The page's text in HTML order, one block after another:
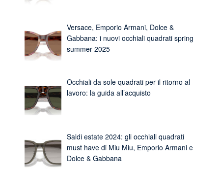
Versace, Emporio Armani, Dolce &
Gabbana: i nuovi occhiali quadrati spring
summer 2025
Occhiali da sole quadrati per il ritorno al
lavoro: la guida all’acquisto
Saldi estate 2024: gli occhiali quadrati
must have di Miu Miu, Emporio Armani e
Dolce & Gabbana